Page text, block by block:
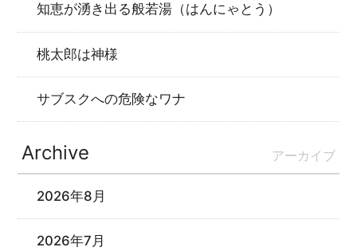
知恵が湧き出る般若湯（はんにゃとう）
桃太郎は神様
サブスクへの危険なワナ
Archive アーカイブ
2026年8月
2026年7月